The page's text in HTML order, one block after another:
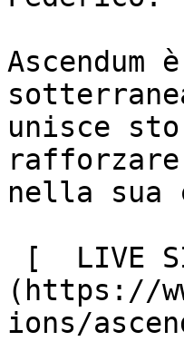
unisce
nella
(https://
ions/